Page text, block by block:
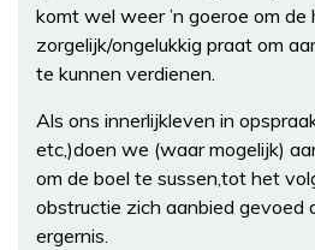
komt wel weer ’n goeroe om de
zorgelijk/ongelukkig praat om
te kunnen verdienen.
Als ons innerlijkleven in
etc,)doen we (waar mogelijk)
om de boel te sussen,tot het
obstructie zich aanbied gevoed
ergernis.